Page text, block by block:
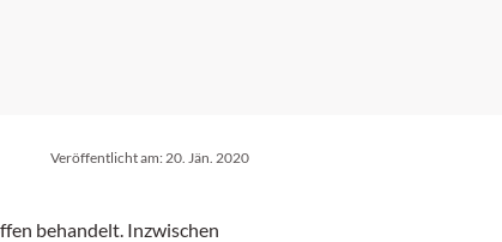
Veröffentlicht am:20. Jän. 2020
behandelt. Inzwischen